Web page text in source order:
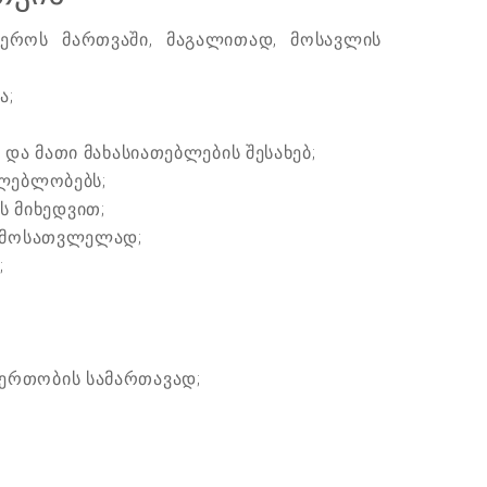
მართვაში, მაგალითად, მოსავლის
მათი მახასიათებლების შესახებ;
მიხედვით;
სამართავად;